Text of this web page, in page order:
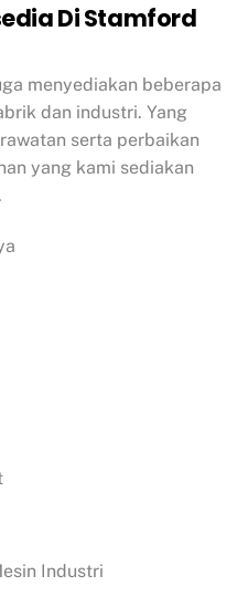
Di Stamford
menyediakan beberapa
dan industri. Yang
serta perbaikan
yang kami sediakan
Industri